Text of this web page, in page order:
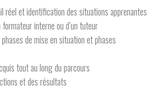
réel et identification des situations apprenantes
formateur interne ou d’un tuteur
de mise en situation et phases
tout au long du parcours
et des résultats